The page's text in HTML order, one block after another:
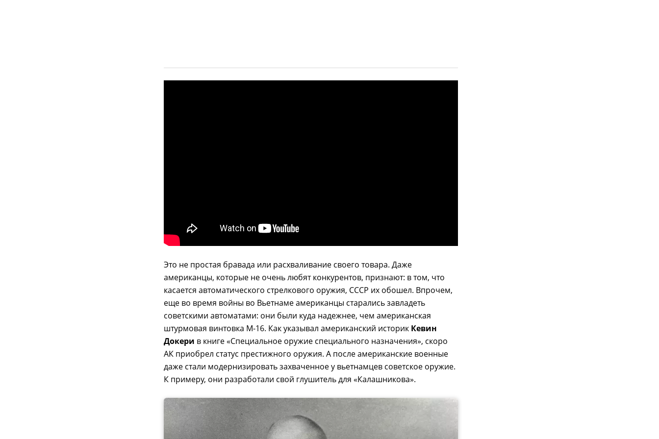
Это не простая бравада или расхваливание своего товара. Даже
американцы, которые не очень любят конкурентов, признают: в том, что
касается автоматического стрелкового оружия, СССР их обошел. Впрочем,
еще во время войны во Вьетнаме американцы старались завладеть
советскими автоматами: они были куда надежнее, чем американская
штурмовая винтовка М-16. Как указывал американский историк Кевин
Докери в книге «Специальное оружие специального назначения», скоро
АК приобрел статус престижного оружия. А после американские военные
даже стали модернизировать захваченное у вьетнамцев советское оружие.
К примеру, они разработали свой глушитель для «Калашникова».